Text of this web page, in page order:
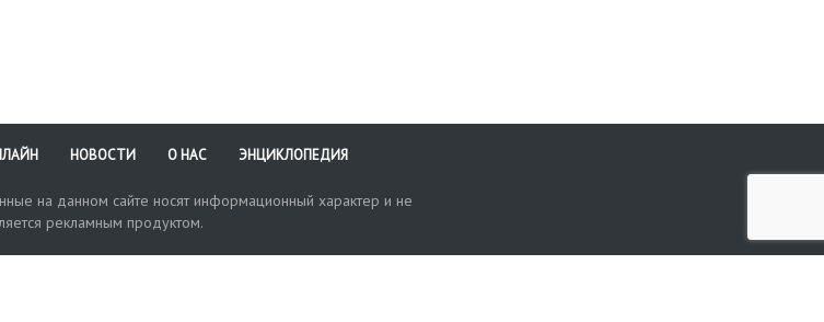
НОВОСТИ О НАС ЭНЦИКЛОПЕДИЯ
на данном сайте носят информационный характер и не
рекламным продуктом.